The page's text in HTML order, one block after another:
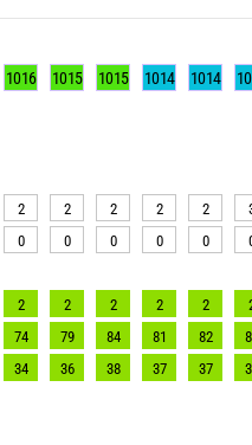
1016 1015 1015 1014 1014
2 2 2 2 2
0 0 0 0 0
2 2 2 2 2
74 79 84 81 82
34 36 38 37 37